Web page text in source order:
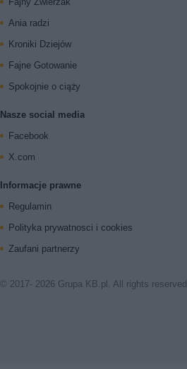
Ania radzi
Kroniki Dziejów
Fajne Gotowanie
Spokojnie o ciąży
Nasze social media
Facebook
X.com
Informacje prawne
Regulamin
Polityka prywatnosci i cookies
Zaufani partnerzy
© 2017- 2026 Grupa KB.pl. All rights reserved.